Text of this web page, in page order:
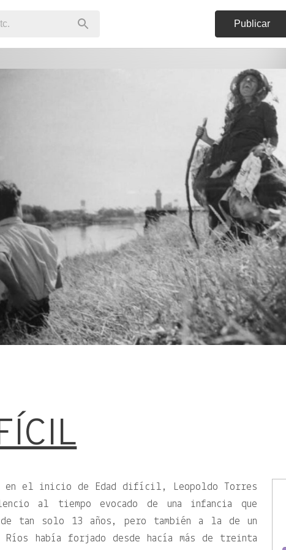
Publicar
en el inicio de Edad difícil, Leopoldo Torres
al tiempo evocado de una infancia que
tan solo 13 años, pero también a la de un
Ríos había forjado desde hacía más de treinta